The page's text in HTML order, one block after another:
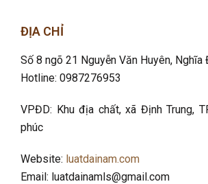
ĐỊA CHỈ
Số 8 ngõ 21 Nguyễn Văn Huyên, Nghĩa
Hotline: 0987276953
VPĐD: Khu địa chất, xã Định Trung,
phúc
Website: luatdainam.com
Email: luatdainamls@gmail.com